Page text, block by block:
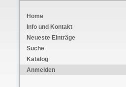
Home
Info und Kontakt
Neueste Einträge
Suche
Katalog
Anmelden